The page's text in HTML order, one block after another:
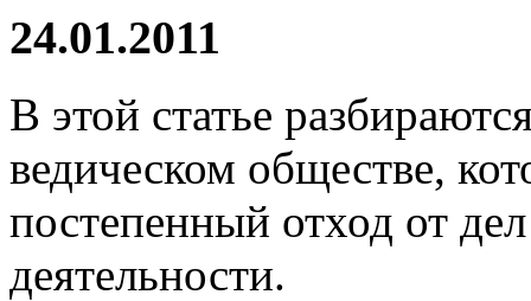
24.01.2011
В этой статье
ведическом обществе,
постепенный отход от
деятельности.